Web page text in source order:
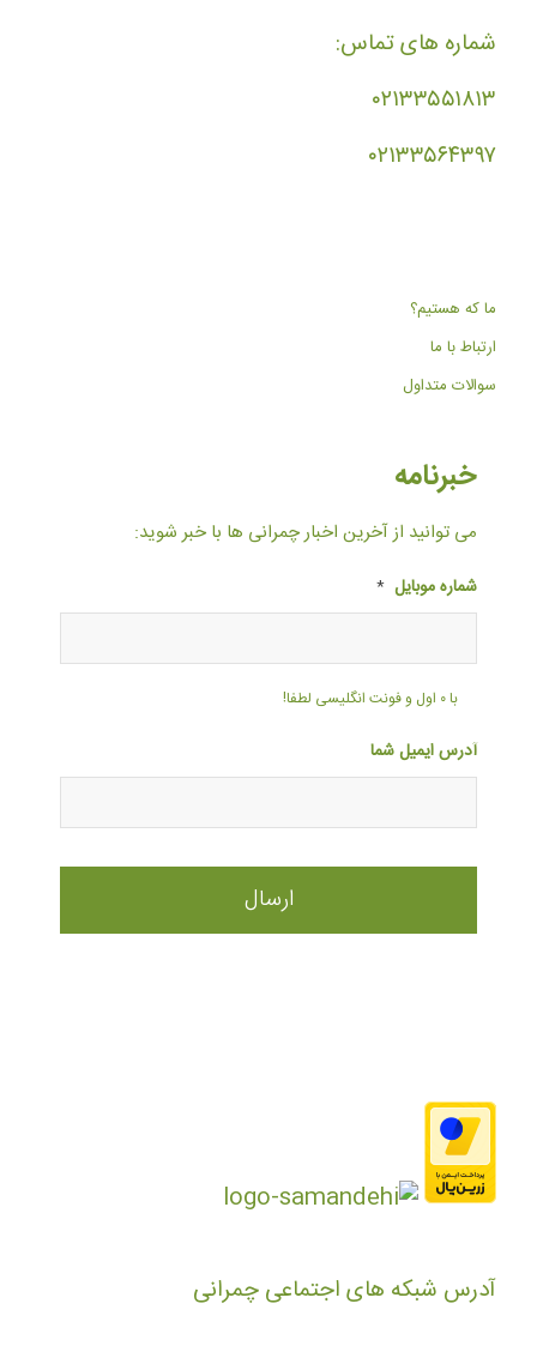
شماره های تماس:
۰۲۱۳۳۵۵۱۸۱۳
۰۲۱۳۳۵۶۴۳۹۷
ما که هستیم؟
ارتباط با ما
سوالات متداول
خبرنامه
می توانید از آخرین اخبار چمرانی ها با خبر شوید:
شماره موبایل *
با ۰ اول و فونت انگلیسی لطفا!
آدرس ایمیل شما
آدرس شبکه های اجتماعی چمرانی